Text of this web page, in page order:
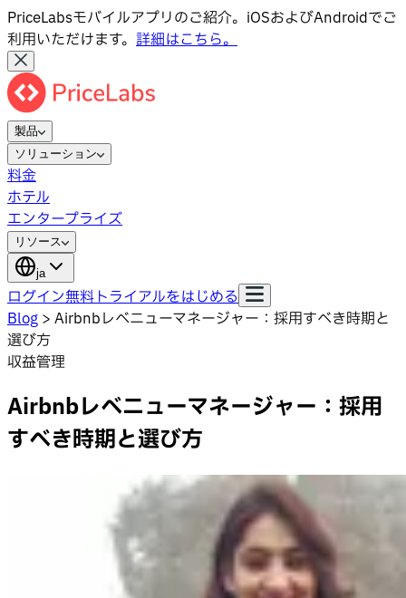
PriceLabsモバイルアプリのご紹介。iOSおよびAndroidでご
利用いただけます。 詳細はこちら。
製品
ソリューション
料金
ホテル
エンタープライズ
リソース
ja
ログイン無料トライアルをはじめる
Blog > Airbnbレベニューマネージャー：採用すべき時期と
選び方
収益管理
Airbnbレベニューマネージャー：採用
すべき時期と選び方